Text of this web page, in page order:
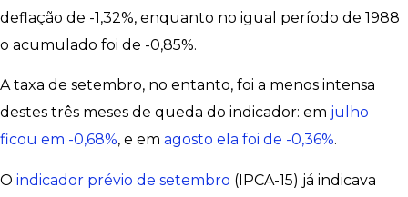
deflação de -1,32%, enquanto no igual período de 1988
o acumulado foi de -0,85%.
A taxa de setembro, no entanto, foi a menos intensa
destes três meses de queda do indicador: em julho
ficou em -0,68%, e em agosto ela foi de -0,36%.
O indicador prévio de setembro (IPCA-15) já indicava